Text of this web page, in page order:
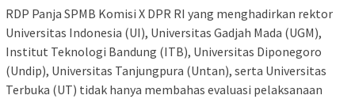
RDP Panja SPMB Komisi X DPR RI yang menghadirkan rektor
Universitas Indonesia (UI), Universitas Gadjah Mada (UGM),
Institut Teknologi Bandung (ITB), Universitas Diponegoro
(Undip), Universitas Tanjungpura (Untan), serta Universitas
Terbuka (UT) tidak hanya membahas evaluasi pelaksanaan